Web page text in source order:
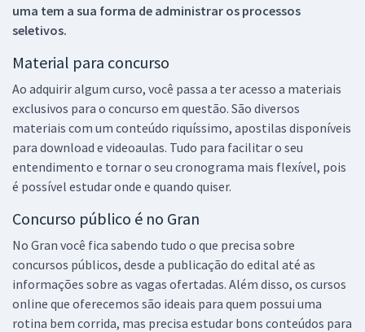
uma tem a sua forma de administrar os processos
seletivos.
Material para concurso
Ao adquirir algum curso, você passa a ter acesso a materiais
exclusivos para o concurso em questão. São diversos
materiais com um conteúdo riquíssimo, apostilas disponíveis
para download e videoaulas. Tudo para facilitar o seu
entendimento e tornar o seu cronograma mais flexível, pois
é possível estudar onde e quando quiser.
Concurso público é no Gran
No Gran você fica sabendo tudo o que precisa sobre
concursos públicos, desde a publicação do edital até as
informações sobre as vagas ofertadas. Além disso, os cursos
online que oferecemos são ideais para quem possui uma
rotina bem corrida, mas precisa estudar bons conteúdos para